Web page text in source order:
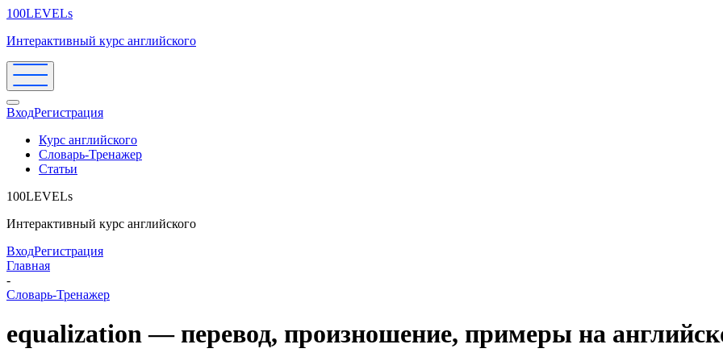
100LEVELs
Интерактивный курс английского
ВходРегистрация
Курс английского
Словарь-Тренажер
Статьи
100LEVELs
Интерактивный курс английского
ВходРегистрация
Главная
-
Словарь-Тренажер
equalization — перевод, произношение, примеры на